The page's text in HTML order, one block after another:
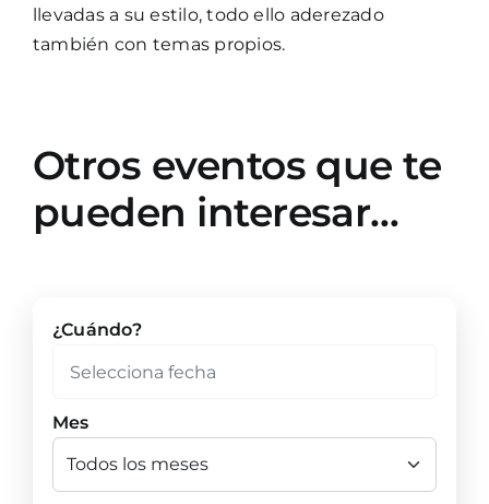
llevadas a su estilo, todo ello aderezado
también con temas propios.
Otros eventos que te
pueden interesar…
¿Cuándo?
Mes